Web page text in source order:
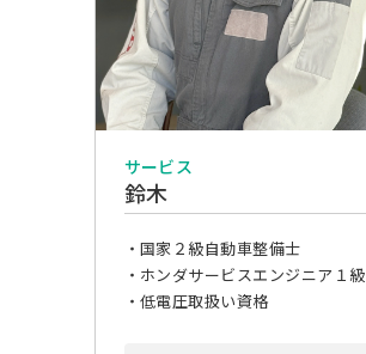
サービス
鈴木
・国家２級自動車整備士
・ホンダサービスエンジニア１級
・低電圧取扱い資格